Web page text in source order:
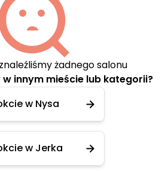
żadnego salonu
innym mieście lub kategorii?
w Nysa
w Jerka